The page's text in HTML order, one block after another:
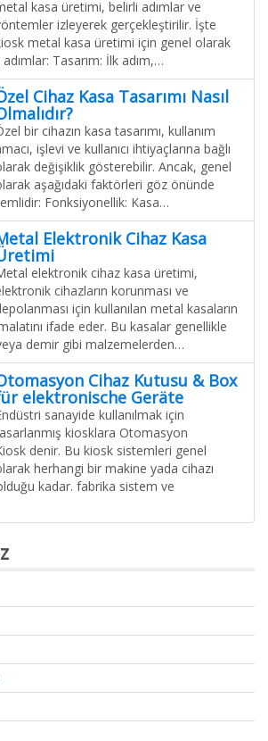
kasa üretimi, belirli adımlar ve
izleyerek gerçekleştirilir. İşte
metal kasa üretimi için genel olarak
Tasarım: İlk adım,…
Cihaz Kasa Tasarımı Nasıl
bir cihazın kasa tasarımı, kullanım
işlevi ve kullanıcı ihtiyaçlarına bağlı
değişiklik gösterebilir. Ancak, genel
aşağıdaki faktörleri göz önünde
Fonksiyonellik: Kasa…
Elektronik Cihaz Kasa
elektronik cihaz kasa üretimi,
cihazların korunması ve
için kullanılan metal kasaların
ifade eder. Bu kasalar genellikle
demir gibi malzemelerden…
Cihaz Kutusu & Box
elektronische Geräte
sanayide kullanılmak için
kiosklara Otomasyon
denir. Bu kiosk sistemleri genel
herhangi bir makine yada cihazı
kadar. fabrika sistem ve